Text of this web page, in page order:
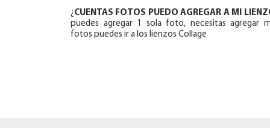
¿ CUENTAS FOTOS PUEDO AGREGAR A MI
puedes agregar 1 sola foto, necesitas agregar
fotos puedes ir a los lienzos Collage